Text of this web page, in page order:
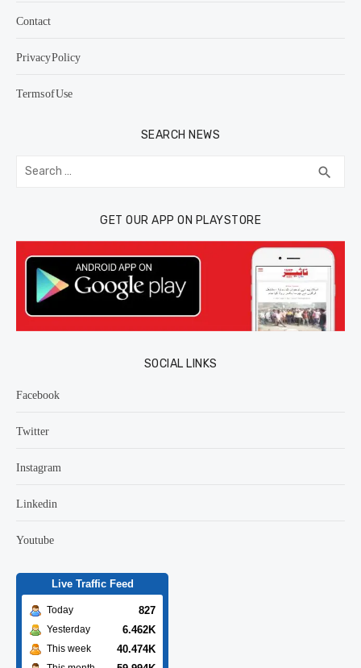
Contact
Privacy Policy
Terms of Use
SEARCH NEWS
Search
for: search
GET OUR APP ON PLAYSTORE
SOCIAL LINKS
Facebook
Twitter
Instagram
Linkedin
Youtube
Live Traffic Feed
Today 827
Yesterday 6.462K
This week 40.474K